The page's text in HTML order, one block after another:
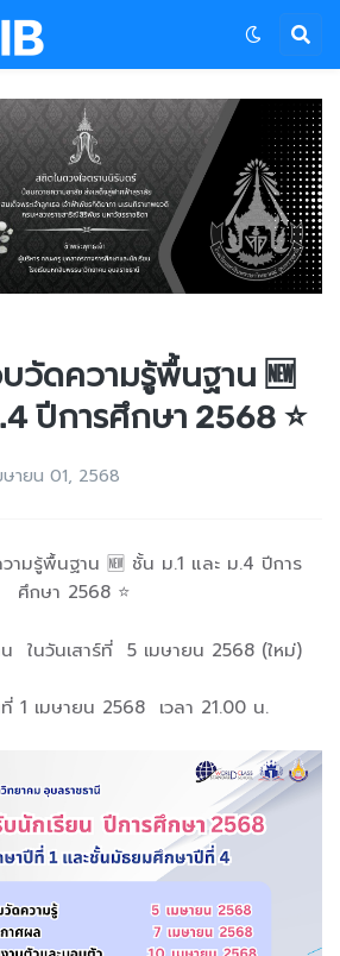
วัดความรู้พื้นฐาน 🆕
ปีการศึกษา 2568 ⭐
ษายน 01, 2568
มรู้พื้นฐาน 🆕 ชั้น ม.1 และ ม.4 ปีการ
ศึกษา 2568 ⭐
ในวันเสาร์ที่ 5 เมษายน 2568 (ใหม่)
1 เมษายน 2568 เวลา 21.00 น.